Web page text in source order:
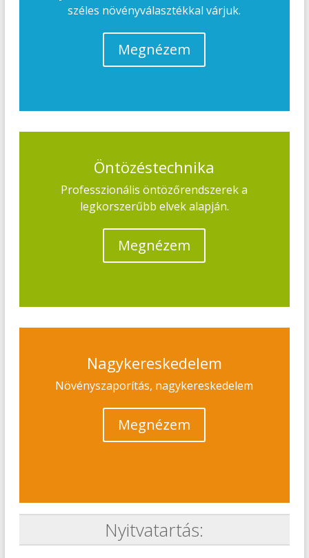
széles növényválasztékkal várjuk.
Megnézem
Öntözéstechnika
Professzionális öntözőrendszerek a
legkorszerűbb elvek alapján.
Megnézem
Nagykereskedelem
Növényszaporítás, nagykereskedelem
Megnézem
Nyitvatartás: